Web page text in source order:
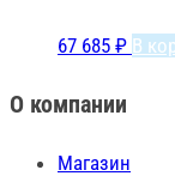
67 685 ₽ В
О компании
Магазин